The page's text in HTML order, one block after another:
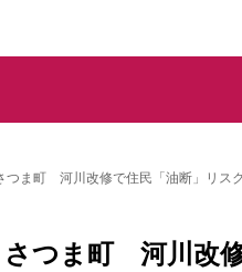
ま町 河川改修で住民「油断」リス
つま町 河川改